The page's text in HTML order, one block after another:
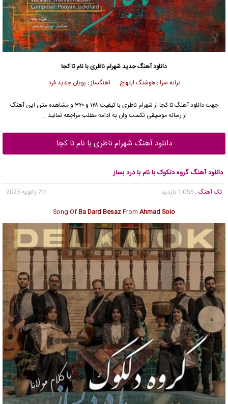
دانلود آهنگ جدیدشهرام ناظری با نام تا کجا
ترانه سرا : هوشنگ ابتهاج آهنگساز : پویان جدید فرد
جهت دانلود آهنگ تا کجا از شهرام ناظری با کیفیت ۱۲۸ و ۳۲۰ و مشاهده متن این آهنگ
از رسانه موسیقی نکست وان به ادامه مطلب مراجعه نمائید …
دانلود آهنگ شهرام ناظری با نام تا کجا
دانلود آهنگ گروه دلکوک با نام با درد بساز
تک آهنگ , 1,055 بازدید
7th ژانویه 2025
Song OfBa Dard BesazFrom Ahmad Solo